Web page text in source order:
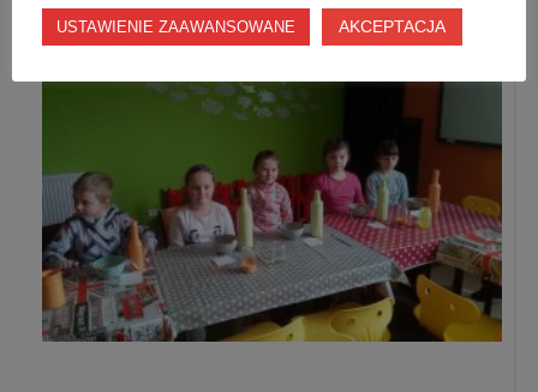
USTAWIENIE ZAAWANSOWANE AKCEPTACJA